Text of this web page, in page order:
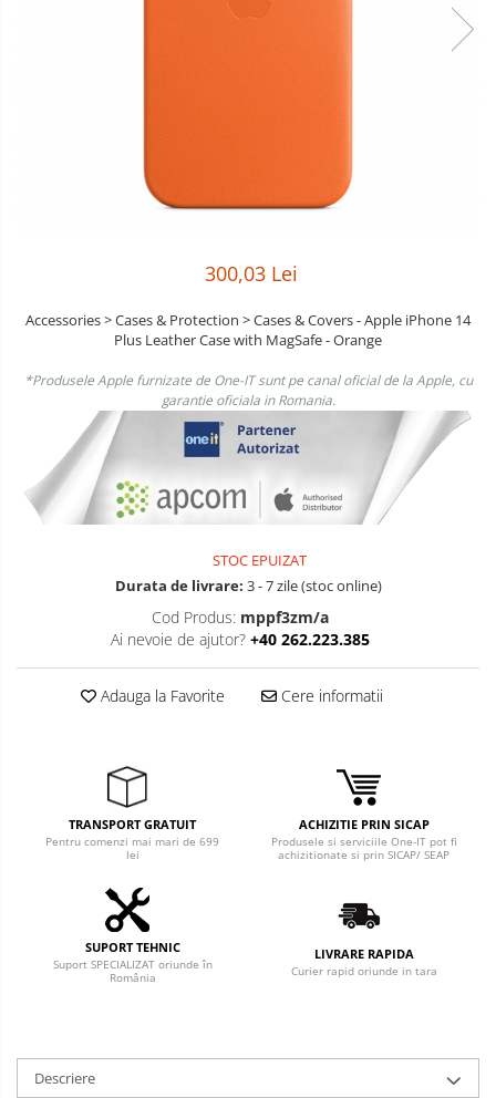
300,03 Lei
Accessories > Cases & Protection > Cases & Covers - Apple iPhone 14
Plus Leather Case with MagSafe - Orange
*Produsele Apple furnizate de One-IT sunt pe canal oficial de la Apple, cu
garantie oficiala in Romania.
STOC EPUIZAT
Durata de livrare: 3 - 7 zile (stoc online)
Cod Produs: mppf3zm/a
Ai nevoie de ajutor? +40 262.223.385
Adauga la Favorite Cere informatii
TRANSPORT GRATUIT
Pentru comenzi mai mari de 699
lei
ACHIZITIE PRIN SICAP
Produsele si serviciile One-IT pot fi
achizitionate si prin SICAP/ SEAP
SUPORT TEHNIC
Suport SPECIALIZAT oriunde în
România
LIVRARE RAPIDA
Curier rapid oriunde in tara
Descriere